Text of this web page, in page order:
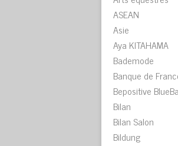
ASEAN
Asie
Aya KITAHAMA
Bademode
Banque de
Bepositive
Bilan
Bilan Salon
Bildung